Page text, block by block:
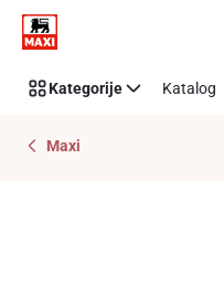
Preskoči link
Kategorije Katalog
Maxi